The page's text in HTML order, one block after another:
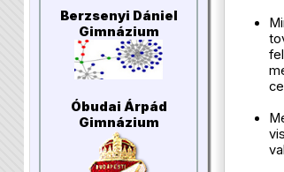
Berzsenyi Dániel
Gimnázium
Óbudai Árpád
Gimnázium